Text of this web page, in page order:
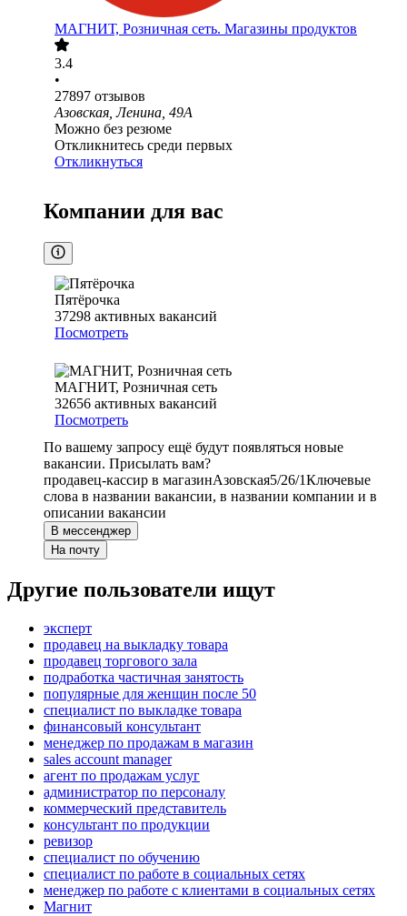
МАГНИТ, Розничная сеть. Магазины продуктов
3.4
•
27897 отзывов
Азовская, Ленина, 49А
Можно без резюме
Откликнитесь среди первых
Откликнуться
Компании для вас
Пятёрочка
37298 активных вакансий
Посмотреть
МАГНИТ, Розничная сеть
32656 активных вакансий
Посмотреть
По вашему запросу ещё будут появляться новые
вакансии. Присылать вам?
продавец-кассир в магазинАзовская5/26/1Ключевые
слова в названии вакансии, в названии компании и в
описании вакансии
В мессенджер
На почту
Другие пользователи ищут
эксперт
продавец на выкладку товара
продавец торгового зала
подработка частичная занятость
популярные для женщин после 50
специалист по выкладке товара
финансовый консультант
менеджер по продажам в магазин
sales account manager
агент по продажам услуг
администратор по персоналу
коммерческий представитель
консультант по продукции
ревизор
специалист по обучению
специалист по работе в социальных сетях
менеджер по работе с клиентами в социальных сетях
Магнит